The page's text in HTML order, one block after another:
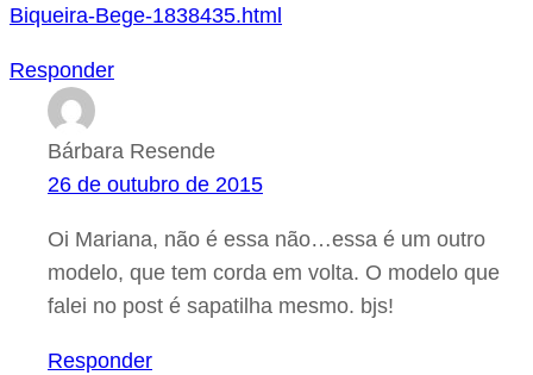
Biqueira-Bege-1838435.html
Responder
Bárbara Resende
26 de outubro de 2015
Oi Mariana, não é essa não…essa é um outro
modelo, que tem corda em volta. O modelo que
falei no post é sapatilha mesmo. bjs!
Responder